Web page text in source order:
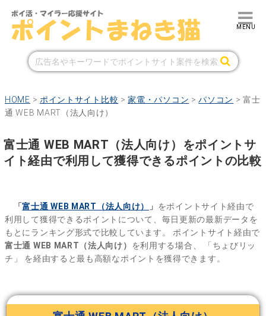
HOME > ポイントサイト比較 >家電・パソコン >パソコン >富士
通 WEB MART（法人向け）
富士通 WEB MART（法人向け）をポイントサ
イト経由で利用して獲得できるポイントの比較
「富士通 WEB MART（法人向け） 」 をポイントサイト経由で
利用して獲得できるポイントについて、毎日更新の最新データを
もとにランキング形式で比較しています。 ポイントサイト経由で
富士通 WEB MART（法人向け） を利用する場合、
「ちょびリッ
チ」
を経由すると最も高額なポイントを獲得できます。